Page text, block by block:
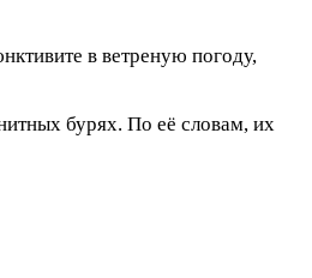
в ветреную погоду,
бурях. По её словам, их